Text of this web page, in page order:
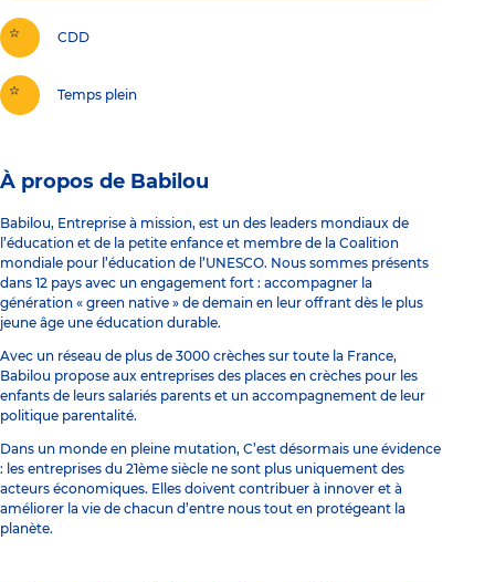
CDD
Temps plein
À propos de Babilou
Babilou, Entreprise à mission, est un des leaders mondiaux de
l’éducation et de la petite enfance et membre de la Coalition
mondiale pour l’éducation de l’UNESCO. Nous sommes présents
dans 12 pays avec un engagement fort : accompagner la
génération « green native » de demain en leur offrant dès le plus
jeune âge une éducation durable.
Avec un réseau de plus de 3000 crèches sur toute la France,
Babilou propose aux entreprises des places en crèches pour les
enfants de leurs salariés parents et un accompagnement de leur
politique parentalité.
Dans un monde en pleine mutation, C’est désormais une évidence
: les entreprises du 21ème siècle ne sont plus uniquement des
acteurs économiques. Elles doivent contribuer à innover et à
améliorer la vie de chacun d’entre nous tout en protégeant la
planète.